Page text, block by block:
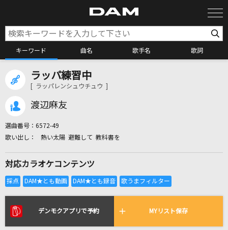
キーワード 曲名 歌手名 歌詞
カラオケ検索
全国りれき
リアルタイムで歌われている曲の一覧
ラッパ練習中
[ ラッパレンシュウチュウ ]
渡辺麻友
選曲番号： 6572-49
熱い太陽 避難して 教科書を
対応カラオケコンテンツ
デンモクアプリで予約 MYリスト保存